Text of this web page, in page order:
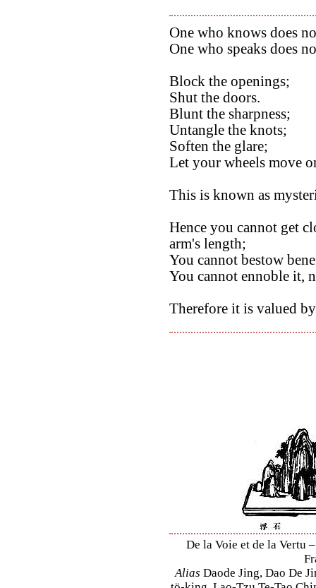
One who knows does
One who speaks does
Block the openings;
Shut the doors.
Blunt the sharpness;
Untangle the knots;
Soften the glare;
Let your wheels move
This is known as
Hence you cannot get
arm's length;
You cannot bestow
You cannot ennoble it,
Therefore it is valued
De la Voie et de la Vertu
Alias Daode Jing, Dao De